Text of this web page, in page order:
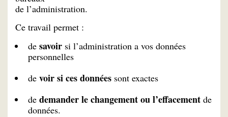
de l’administration.
Ce travail permet :
de savoir si l’administration a vos données
personnelles
de voir si ces données sont exactes
de demander le changement ou l’effacement de
données.